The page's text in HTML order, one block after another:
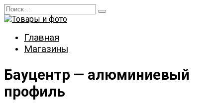
Перейти
к
Search
for:
Главная
Магазины
Бауцентр — алюминиевый
профиль